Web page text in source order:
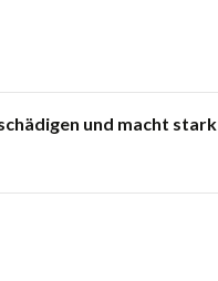
und macht stark